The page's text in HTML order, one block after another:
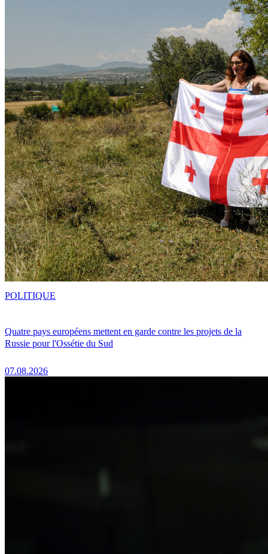
Quatre pays européens mettent en garde contre les projets de la
Russie pour l'Ossétie du Sud
07.08.2026
POLITIQUE